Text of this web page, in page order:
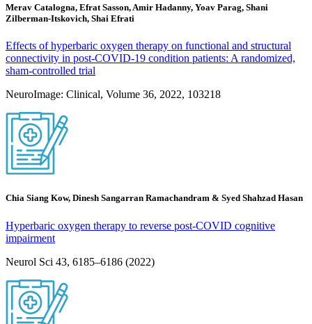
Merav Catalogna, Efrat Sasson, Amir Hadanny, Yoav Parag, Shani
Zilberman-Itskovich, Shai Efrati
Effects of hyperbaric oxygen therapy on functional and structural
connectivity in post-COVID-19 condition patients: A randomized,
sham-controlled trial
NeuroImage: Clinical, Volume 36, 2022, 103218
Chia Siang Kow, Dinesh Sangarran Ramachandram & Syed Shahzad Hasan
Hyperbaric oxygen therapy to reverse post-COVID cognitive
impairment
Neurol Sci 43, 6185–6186 (2022)